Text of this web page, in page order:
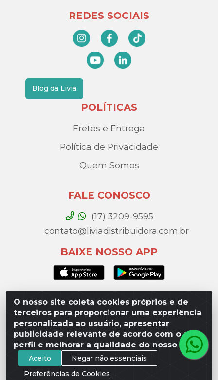
O nosso site coleta cookies próprios e de
terceiros para proporcionar uma experiência
personalizada ao usuário, apresentar
publicidade relevante de acordo com o seu
perfil e melhorar a qualidade do nosso site.
Aceito
Negar não essenciais
Preferências de Cookies
REDES SOCIAIS
Blog da Lívia
POLÍTICAS
Fretes e Entrega
Política de Privacidade
Quem Somos
FALE CONOSCO
(17) 3209-9595
contato@liviadistribuidora.com.br
BAIXE NOSSO APP
Lívia Distribuidora - Av. Percy Gandini, 329 – Vila
Toninho, São José do Rio Preto / SP - CEP 15077-
000 - CNPJ 49.975.923/0003-10